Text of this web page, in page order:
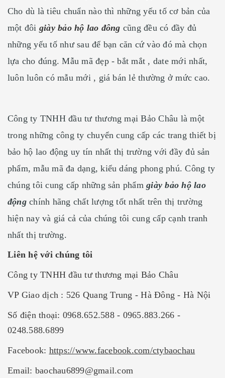
Cho dù là tiêu chuẩn nào thì những yếu tố cơ bản của
một đôi giày bảo hộ lao đông cũng đều có đầy đủ
những yếu tố như sau để bạn căn cứ vào đó mà chọn
lựa cho đúng. Mẫu mã đẹp - bắt mắt , date mới nhất,
luôn luôn có mẫu mới , giá bán lẻ thường ở mức cao.
Công ty TNHH đầu tư thương mại Bảo Châu là một
trong những công ty chuyển cung cấp các trang thiết bị
bảo hộ lao động uy tín nhất thị trường với đầy đủ sản
phẩm, mẫu mã đa dạng, kiểu dáng phong phú. Công ty
chúng tôi cung cấp những sản phẩm giày bảo hộ lao
độngchính hãng chất lượng tốt nhất trên thị trường
hiện nay và giá cả của chúng tôi cung cấp cạnh tranh
nhất thị trường.
Liên hệ với chúng tôi
Công ty TNHH đầu tư thương mại Bảo Châu
VP Giao dịch : 526 Quang Trung - Hà Đông - Hà Nội
Số điện thoại: 0968.652.588 - 0965.883.266 -
0248.588.6899
Facebook: https://www.facebook.com/ctybaochau
Email: baochau6899@gmail.com